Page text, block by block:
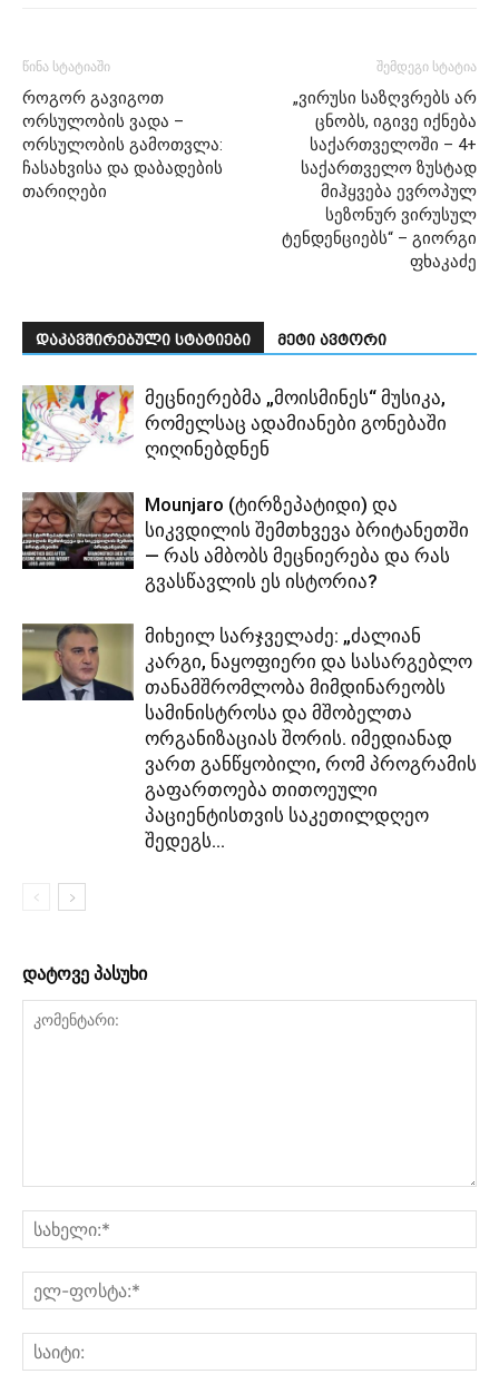
წინა სტატიაში
როგორ გავიგოთ
ორსულობის ვადა –
ორსულობის გამოთვლა:
ჩასახვისა და დაბადების
თარიღები
შემდეგი სტატია
„ვირუსი საზღვრებს არ
ცნობს, იგივე იქნება
საქართველოში – 4+
საქართველო ზუსტად
მიჰყვება ევროპულ
სეზონურ ვირუსულ
ტენდენციებს“ – გიორგი
ფხაკაძე
დაკავშირებული სტატიები მეტი ავტორი
მეცნიერებმა „მოისმინეს“ მუსიკა,
რომელსაც ადამიანები გონებაში
ღიღინებდნენ
Mounjaro (ტირზეპატიდი) და
სიკვდილის შემთხვევა ბრიტანეთში
— რას ამბობს მეცნიერება და რას
გვასწავლის ეს ისტორია?
მიხეილ სარჯველაძე: „ძალიან
კარგი, ნაყოფიერი და სასარგებლო
თანამშრომლობა მიმდინარეობს
სამინისტროსა და მშობელთა
ორგანიზაციას შორის. იმედიანად
ვართ განწყობილი, რომ პროგრამის
გაფართოება თითოეული
პაციენტისთვის საკეთილდღეო
შედეგს...
დატოვე პასუხი